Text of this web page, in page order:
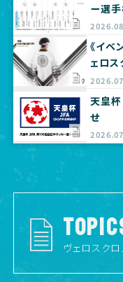
ー選
《イベ
ェロス
プ出
天皇
せ
ヴェロスク